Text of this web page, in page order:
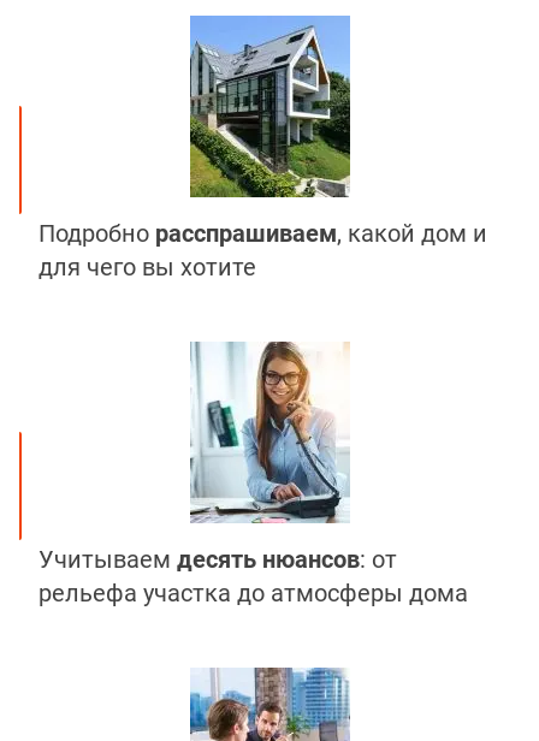
Подробно расспрашиваем, какой дом и
для чего вы хотите
Учитываем десять нюансов: от
рельефа участка до атмосферы дома